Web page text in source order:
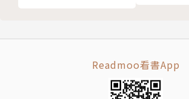
因為她瘦了又胖的身材和不順的感情
勾起情緒，永遠是最好的賣點。
投資不靠理性，只要聲勢浩大就好
誇張的自吹自擂──人們會對胸懷大志
破產也是成功事蹟之一──英雄總是要
第七章 無論從事什麼行業，銷售都是
Readmoo看書App